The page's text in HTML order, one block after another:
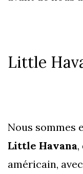
Little
Nous sommes
Little Havana,
américain,